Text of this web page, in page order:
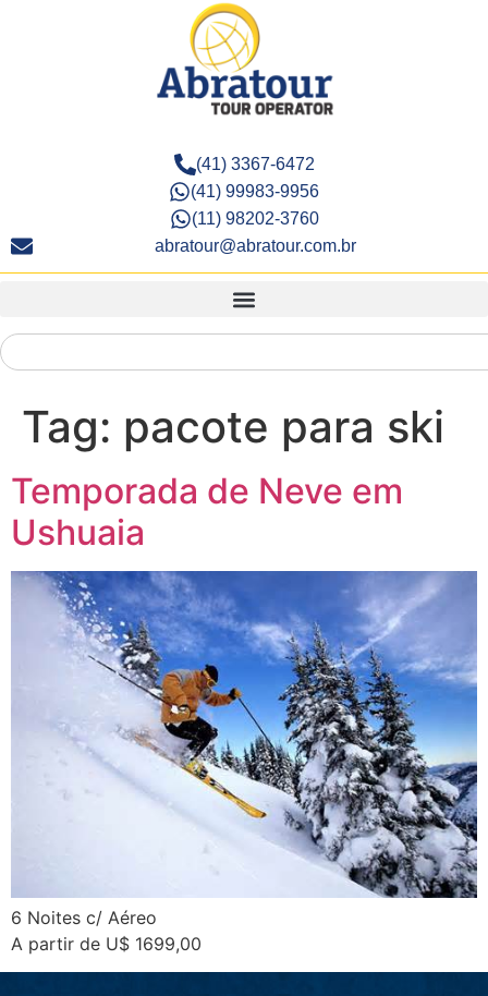
(41) 3367-6472
(41) 99983-9956
(11) 98202-3760
abratour@abratour.com.br
Tag: pacote para ski
Temporada de Neve em
Ushuaia
6 Noites c/ Aéreo
A partir de U$ 1699,00